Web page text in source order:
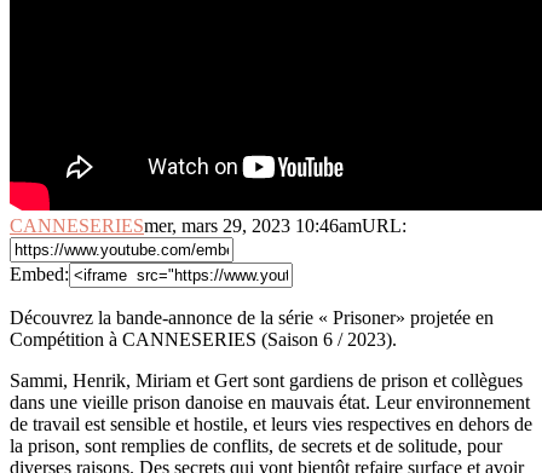
CANNESERIESmer, mars 29, 2023 10:46amURL:
Embed:
Découvrez la bande-annonce de la série « Prisoner» projetée en
Compétition à CANNESERIES (Saison 6 / 2023).
Sammi, Henrik, Miriam et Gert sont gardiens de prison et collègues
dans une vieille prison danoise en mauvais état. Leur environnement
de travail est sensible et hostile, et leurs vies respectives en dehors de
la prison, sont remplies de conflits, de secrets et de solitude, pour
diverses raisons. Des secrets qui vont bientôt refaire surface et avoir